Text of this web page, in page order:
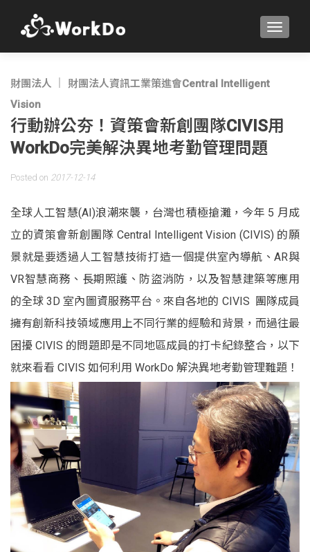
財團法人
財團法人資訊工業策進會Central Intelligent
Vision
行動辦公夯！資策會新創團隊CIVIS用
WorkDo完美解決異地考勤管理問題
Posted on 2017-12-14
全球人工智慧(AI)浪潮來襲，台灣也積極搶灘，今年 5 月成
立的資策會新創團隊 Central Intelligent Vision (CIVIS) 的願
景就是要透過人工智慧技術打造一個提供室內導航、AR與
VR智慧商務、長期照護、防盜消防，以及智慧建築等應用
的全球 3D 室內圖資服務平台。來自各地的 CIVIS 團隊成員
擁有創新科技領域應用上不同行業的經驗和背景，而過往最
困擾 CIVIS 的問題即是不同地區成員的打卡紀錄整合，以下
就來看看 CIVIS 如何利用 WorkDo 解決異地考勤管理難題！